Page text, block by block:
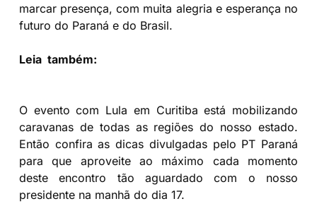
marcar presença, com muita alegria e esperança no
futuro do Paraná e do Brasil.
Leia também:
O evento com Lula em Curitiba está mobilizando
caravanas de todas as regiões do nosso estado.
Então confira as dicas divulgadas pelo PT Paraná
para que aproveite ao máximo cada momento
deste encontro tão aguardado com o nosso
presidente na manhã do dia 17.